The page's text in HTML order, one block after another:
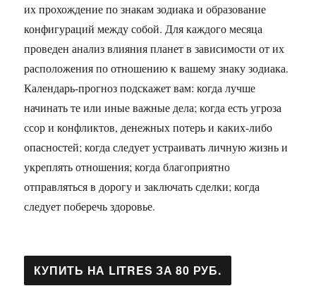
их прохождение по знакам зодиака и образование
конфигураций между собой. Для каждого месяца
проведен анализ влияния планет в зависимости от их
расположения по отношению к вашему знаку зодиака.
Календарь-прогноз подскажет вам: когда лучше
начинать те или иные важные дела; когда есть угроза
ссор и конфликтов, денежных потерь и каких-либо
опасностей; когда следует устраивать личную жизнь и
укреплять отношения; когда благоприятно
отправляться в дорогу и заключать сделки; когда
следует поберечь здоровье.